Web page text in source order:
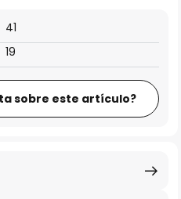
41
19
sobre este artículo?